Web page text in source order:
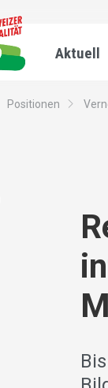
Aktuell
Positionen